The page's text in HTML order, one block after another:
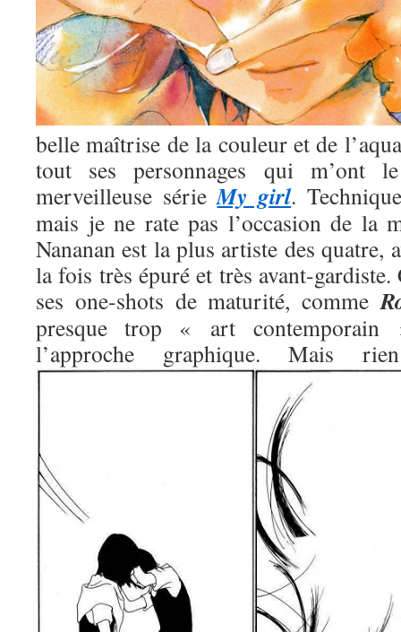
belle maîtrise de la couleur et de
tout ses personnages qui m’ont
merveilleuse sérieMy girl.
mais je ne rate pas l’occasion de la
Nananan est la plus artiste des quatre,
la fois très épuré et très avant-
ses one-shots de maturité, comme
presque trop « art contemporain
l’approche graphique. Mais